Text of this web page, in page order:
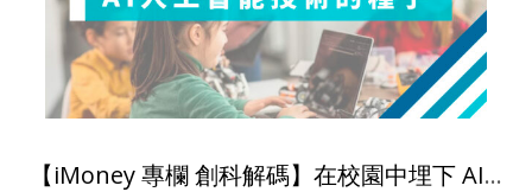
【iMoney 專欄 創科解碼】在校園中埋下 AI人工智能技術的種子